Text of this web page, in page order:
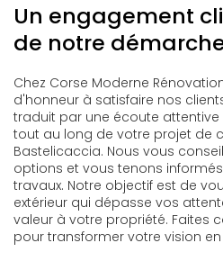
Un engagement
de notre
Chez Corse Moderne
d'honneur à satisfaire nos
traduit par une écoute attentive
tout au long de votre projet de
Bastelicaccia. Nous vous
options et vous tenons
travaux. Notre objectif est de
extérieur qui dépasse vos
valeur à votre propriété. Faites
pour transformer votre vision en